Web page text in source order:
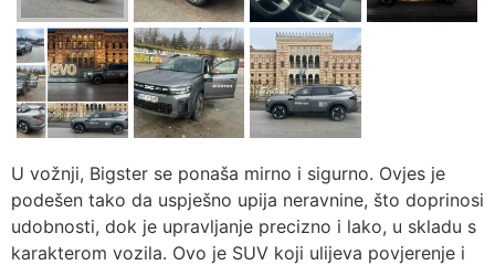
U vožnji, Bigster se ponaša mirno i sigurno. Ovjes je
podešen tako da uspješno upija neravnine, što doprinosi
udobnosti, dok je upravljanje precizno i lako, u skladu s
karakterom vozila. Ovo je SUV koji ulijeva povjerenje i